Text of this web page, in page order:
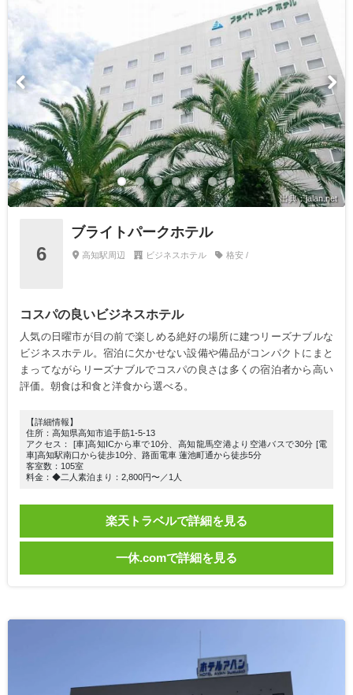
出典：jalan.net
6
ブライトパークホテル
高知駅周辺 ビジネスホテル 格安 /
コスパの良いビジネスホテル
人気の日曜市が目の前で楽しめる絶好の場所に建つリーズナブルな
ビジネスホテル。宿泊に欠かせない設備や備品がコンパクトにまと
まってながらリーズナブルでコスパの良さは多くの宿泊者から高い
評価。朝食は和食と洋食から選べる。
【詳細情報】
住所：高知県高知市追手筋1-5-13
アクセス： [車]高知ICから車で10分、高知龍馬空港より空港バスで30分 [電
車]高知駅南口から徒歩10分、路面電車 蓮池町通から徒歩5分
客室数：105室
料金：◆二人素泊まり：2,800円〜／1人
楽天トラベルで詳細を見る
一休.comで詳細を見る